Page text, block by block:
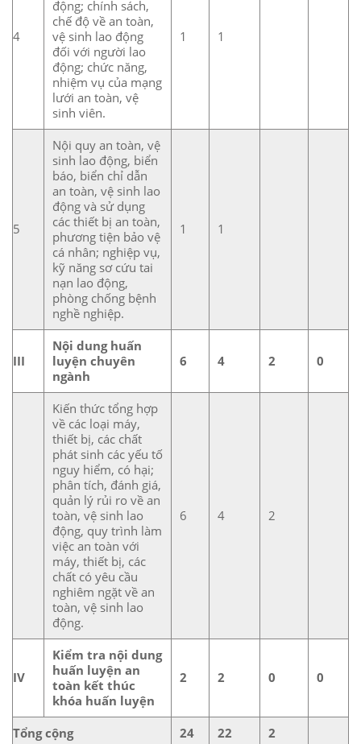
4
động; chính sách,
chế độ về an toàn,
vệ sinh lao động
đối với người lao
động; chức năng,
nhiệm vụ của mạng
lưới an toàn, vệ
sinh viên.
1 1
5
Nội quy an toàn, vệ
sinh lao động, biển
báo, biển chỉ dẫn
an toàn, vệ sinh lao
động và sử dụng
các thiết bị an toàn,
phương tiện bảo vệ
cá nhân; nghiệp vụ,
kỹ năng sơ cứu tai
nạn lao động,
phòng chống bệnh
nghề nghiệp.
1 1
III
Nội dung huấn
luyện chuyên
ngành
6 4 2 0
Kiến thức tổng hợp
về các loại máy,
thiết bị, các chất
phát sinh các yếu tố
nguy hiểm, có hại;
phân tích, đánh giá,
quản lý rủi ro về an
toàn, vệ sinh lao
động, quy trình làm
việc an toàn với
máy, thiết bị, các
chất có yêu cầu
nghiêm ngặt về an
toàn, vệ sinh lao
động.
6 4 2
IV
Kiểm tra nội dung
huấn luyện an
toàn kết thúc
khóa huấn luyện
2 2 0 0
Tổng cộng 24 22 2